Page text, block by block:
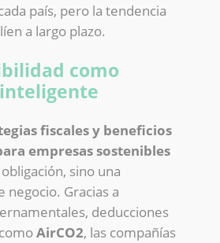
país, pero la tendencia
a largo plazo.
como
fiscales y beneficios
empresas sostenibles
sino una
negocio. Gracias a
deducciones
AirCO2, las compañías